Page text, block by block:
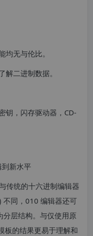
无与伦比。
二进制数据。
钥，闪存驱动器，CD-
新水平
传统的十六进制编辑器
不同，010 编辑器还可
分层结构。与仅使用原
板的结果更易于理解和